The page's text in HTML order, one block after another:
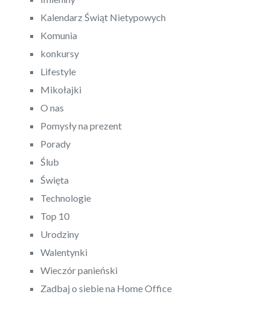
Kalendarz Świąt Nietypowych
Komunia
konkursy
Lifestyle
Mikołajki
O nas
Pomysły na prezent
Porady
Ślub
Święta
Technologie
Top 10
Urodziny
Walentynki
Wieczór panieński
Zadbaj o siebie na Home Office